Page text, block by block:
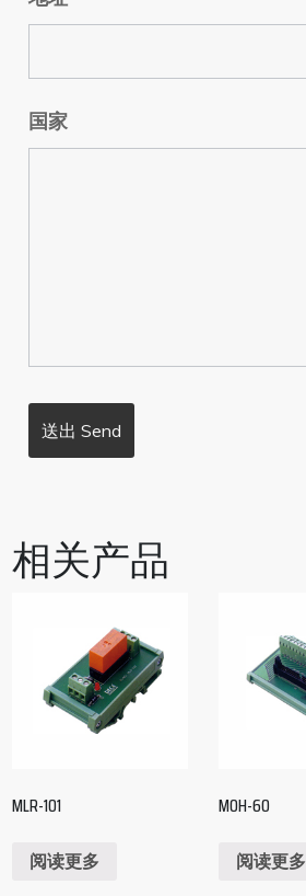
国家
相关产品
MLR-101
阅读更多
MOH-60
阅读更多